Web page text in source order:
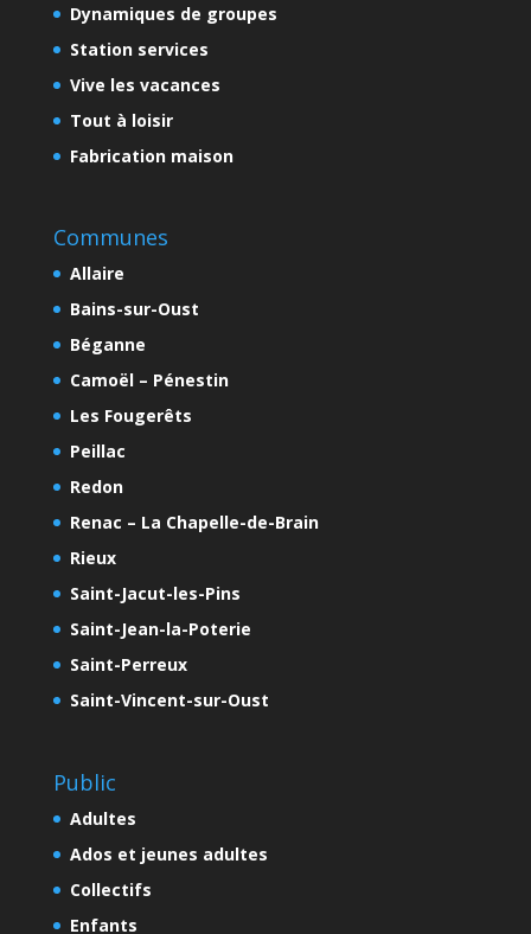
Dynamiques de groupes
Station services
Vive les vacances
Tout à loisir
Fabrication maison
Communes
Allaire
Bains-sur-Oust
Béganne
Camoël – Pénestin
Les Fougerêts
Peillac
Redon
Renac – La Chapelle-de-Brain
Rieux
Saint-Jacut-les-Pins
Saint-Jean-la-Poterie
Saint-Perreux
Saint-Vincent-sur-Oust
Public
Adultes
Ados et jeunes adultes
Collectifs
Enfants